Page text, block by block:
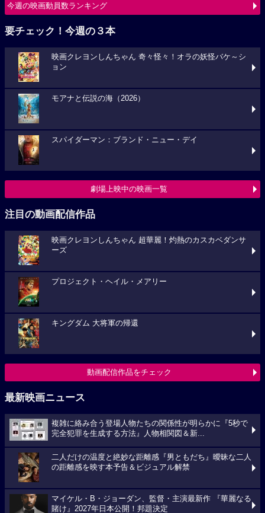
今週の映画動員数ランキング
要チェック！今週の３本
映画クレヨンしんちゃん 奇々怪々！オラの妖怪バケ～シ
ョン
モアナと伝説の海（2026）
スパイダーマン：ブランド・ニュー・デイ
劇場上映中の映画一覧
注目の動画配信作品
映画クレヨンしんちゃん 超華麗！灼熱のカスカベダンサ
ーズ
プロジェクト・ヘイル・メアリー
キングダム 大将軍の帰還
動画配信作品をチェック
最新映画ニュース
複雑に絡み合う登場人物たちの関係性が明らかに『5秒で
完全犯罪を生成する方法』人物相関図＆新...
二人だけの温度と絶妙な距離感『男ともだち』曖昧な二人
の距離感を映す本予告＆ビジュアル解禁
マイケル・B・ジョーダン、監督・主演最新作 『華麗なる
賭け』2027年日本公開！邦題決定